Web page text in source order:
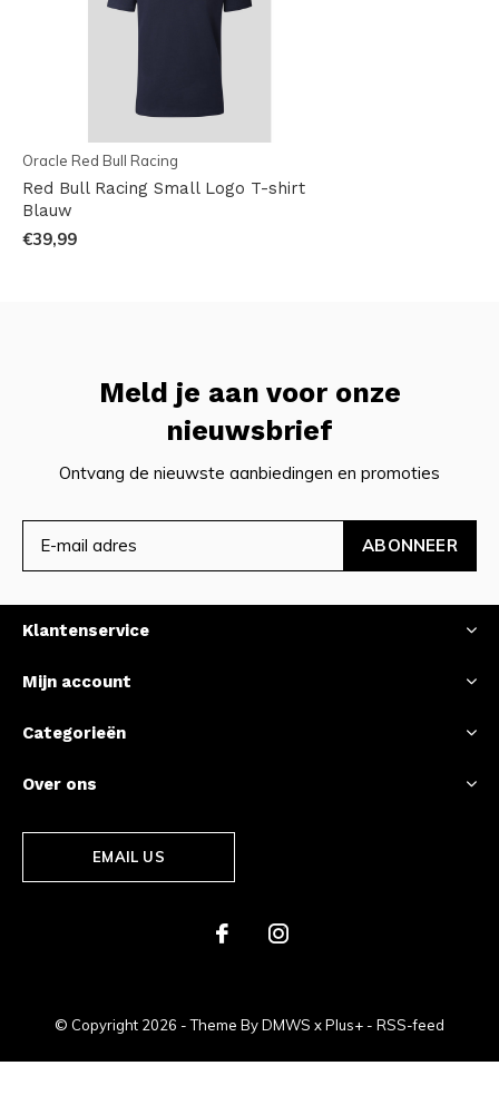
Oracle Red Bull Racing
Red Bull Racing Small Logo T-shirt
Blauw
€39,99
Meld je aan voor onze
nieuwsbrief
Ontvang de nieuwste aanbiedingen en promoties
ABONNEER
Klantenservice
Mijn account
Categorieën
Over ons
EMAIL US
© Copyright 2026 - Theme ByDMWS xPlus+ - RSS-feed